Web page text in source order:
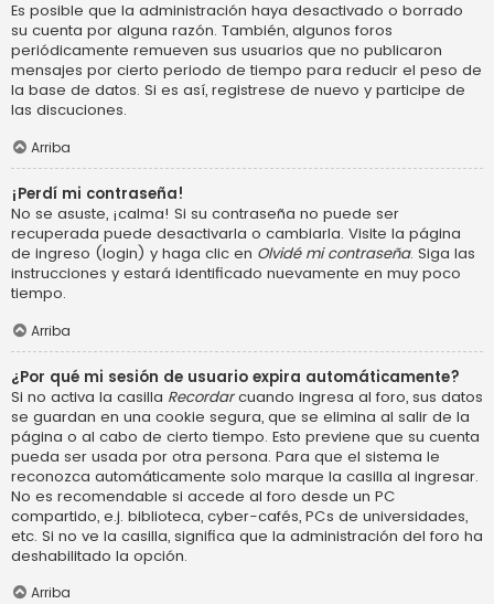
Es posible que la administración haya desactivado o borrado
su cuenta por alguna razón. También, algunos foros
periódicamente remueven sus usuarios que no publicaron
mensajes por cierto periodo de tiempo para reducir el peso de
la base de datos. Si es así, registrese de nuevo y participe de
las discuciones.
Arriba
¡Perdí mi contraseña!
No se asuste, ¡calma! Si su contraseña no puede ser
recuperada puede desactivarla o cambiarla. Visite la página
de ingreso (login) y haga clic en Olvidé mi contraseña. Siga las
instrucciones y estará identificado nuevamente en muy poco
tiempo.
Arriba
¿Por qué mi sesión de usuario expira automáticamente?
Si no activa la casilla Recordarcuando ingresa al foro, sus datos
se guardan en una cookie segura, que se elimina al salir de la
página o al cabo de cierto tiempo. Esto previene que su cuenta
pueda ser usada por otra persona. Para que el sistema le
reconozca automáticamente solo marque la casilla al ingresar.
No es recomendable si accede al foro desde un PC
compartido, e.j. biblioteca, cyber-cafés, PCs de universidades,
etc. Si no ve la casilla, significa que la administración del foro ha
deshabilitado la opción.
Arriba